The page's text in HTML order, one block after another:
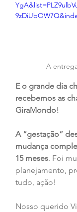
A
E o grande dia
recebemos as
GiraMondo!
A “gestação”
mudança
15 meses. Foi
planejamento,
tudo, ação!
Nosso querido